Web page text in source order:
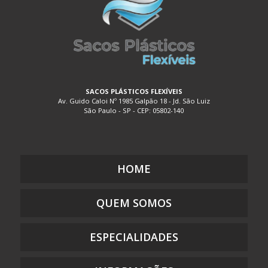
EMBALAGEM DE PLÁSTICO TRANSPARENTE FLEXÍVEL
EMBALAGEM DE SACO PLÁSTICO
EMBALAGEM PLÁSTICA A VÁCUO
EMBALAGEM PLÁSTICA BOLHA
EMBALAGEM PLÁSTICA COEXTRUSADA
EMBALAGEM PLÁSTICA COM ZIP
EMBALAGEM PLÁSTICA DE SEGURANÇA
EMBALAGEM PLÁSTICA FLEXÍVEL PARA ALIMENTO MONO E
SACOS PLÁSTICOS FLEXÍVEIS
Av. Guido Caloi Nº 1985 Galpão 18 - Jd. São Luiz
São Paulo - SP - CEP: 05802-140
HOME
QUEM SOMOS
ESPECIALIDADES